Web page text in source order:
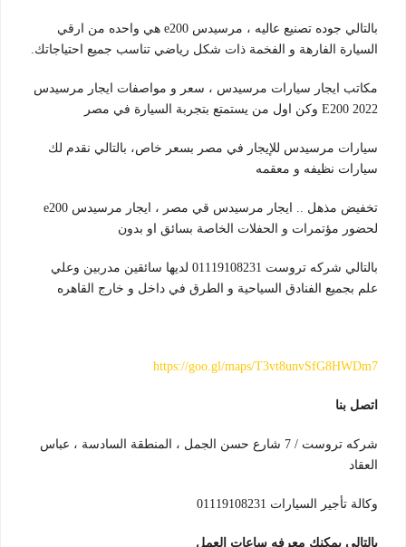
بالتالي جوده تصنيع عاليه ، مرسيدس e200 هي واحده من ارقي
السيارة الفارهة و الفخمة ذات شكل رياضي تناسب جميع احتياجاتك.
مكاتب ايجار سيارات مرسيدس ، سعر و مواصفات ايجار مرسيدس
E200 2022 وكن اول من يستمتع بتجربة السيارة في مصر
سيارات مرسيدس للإيجار في مصر بسعر خاص، بالتالي نقدم لك
سيارات نظيفه و معقمه
لحضور مؤتمرات و الحفلات الخاصة بسائق او بدون
بالتالي شركه تروست 01119108231 لديها سائقين مدربين وعلي
علم بجميع الفنادق السياحية و الطرق في داخل و خارج القاهره
https://goo.gl/maps/T3vt8unvSfG8HWDm7
اتصل بنا
شركه تروست / 7 شارع حسن الجمل ، المنطقة السادسة ، عباس
العقاد
وكالة تأجير السيارات 01119108231
بالتالي يمكنك معرفه ساعات العمل